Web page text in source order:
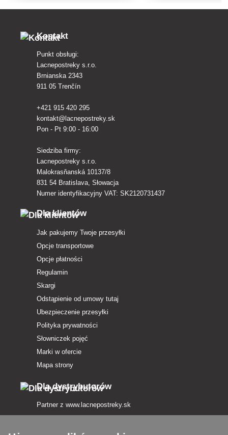
Kontakt
Punkt obsługi:
Lacnepostreky s.r.o.
Brnianska 2343
911 05 Trenčín
+421 915 420 295
kontakt@lacnepostreky.sk
Pon - Pt 9:00 - 16:00
Siedziba firmy:
Lacnepostreky s.r.o.
Malokrasňanská 10137/8
831 54 Bratislava, Słowacja
Numer identyfikacyjny VAT: SK2120731437
Dla klientów
Jak pakujemy Twoje przesyłki
Opcje transportowe
Opcje płatności
Regulamin
Skargi
Odstąpienie od umowy tutaj
Ubezpieczenie przesyłki
Polityka prywatności
Słowniczek pojęć
Marki w ofercie
Mapa strony
Dla dystrybutorów
Partner z www.lacnepostreky.sk